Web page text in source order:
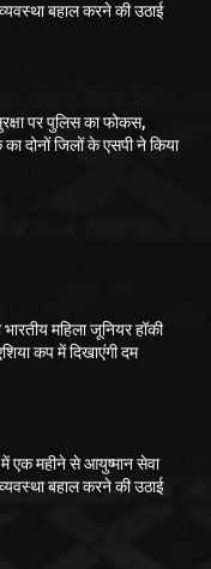
बहाल करने की उठाई
पर पुलिस का फोकस,
दोनों जिलों के एसपी ने किया
महिला जूनियर हॉकी
कप में दिखाएंगी दम
एक महीने से आयुष्मान सेवा
बहाल करने की उठाई